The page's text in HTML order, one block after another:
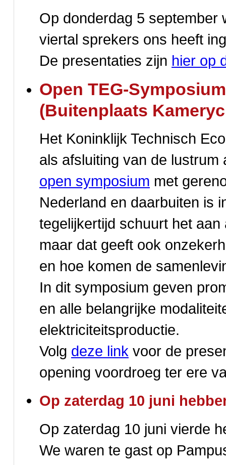
Op donderdag 5 september
viertal sprekers ons heeft
De presentaties zijn hier op
Open TEG-
(Buitenplaats
Het Koninklijk Technisch
als afsluiting van de
open symposium met
Nederland en daarbuiten is
tegelijkertijd schuurt het
maar dat geeft ook
en hoe komen de
In dit symposium geven
en alle belangrijke
elektriciteitsproductie.
Volg deze link voor de
opening voordroeg ter ere
Op zaterdag 10 juni
Op zaterdag 10 juni vierde
We waren te gast op